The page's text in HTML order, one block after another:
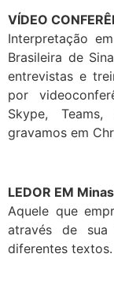
VÍDEO
Interpretação
Brasileira de
entrevistas e
por
Skype,
gravamos em
LEDOR EM
Aquele que
através de
diferentes textos.